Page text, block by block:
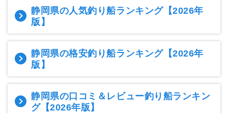
静岡県の人気釣り船ランキング【2026年
版】
静岡県の格安釣り船ランキング【2026年
版】
静岡県の口コミ＆レビュー釣り船ランキン
グ【2026年版】